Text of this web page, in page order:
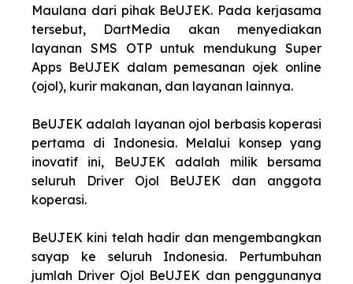
Maulana dari pihak BeUJEK. Pada kerjasama
tersebut, DartMedia akan menyediakan
layanan SMS OTP untuk mendukung Super
Apps BeUJEK dalam pemesanan ojek online
(ojol), kurir makanan, dan layanan lainnya.
BeUJEK adalah layanan ojol berbasis koperasi
pertama di Indonesia. Melalui konsep yang
inovatif ini, BeUJEK adalah milik bersama
seluruh Driver Ojol BeUJEK dan anggota
koperasi.
BeUJEK kini telah hadir dan mengembangkan
sayap ke seluruh Indonesia. Pertumbuhan
jumlah Driver Ojol BeUJEK dan penggunanya